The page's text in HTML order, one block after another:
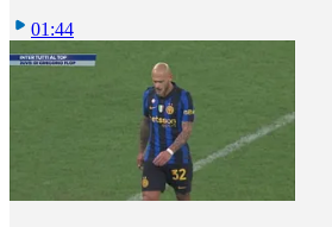
01:44